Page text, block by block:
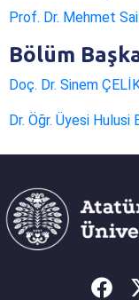
LISANSÜSTÜ
ARAŞTIRMA VE
MEZUN İZLEME
ADAY ÖĞRENCILER
İLETIŞIM
Prof. Dr. Mehmet
Bölüm
Doç. Dr. Sinem
Dr. Öğr. Üyesi Hulusi